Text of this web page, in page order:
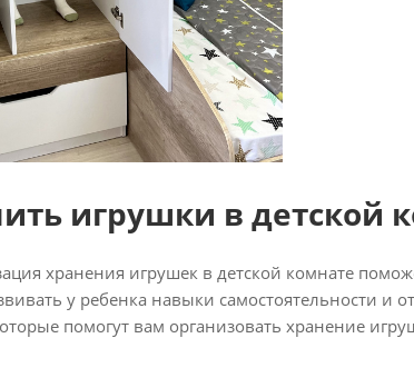
игрушки в детской
хранения игрушек в детской комнате
у ребенка навыки самостоятельности и
помогут вам организовать хранение